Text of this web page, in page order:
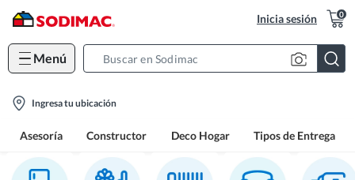
Inicia sesión 0
Menú
location-
Ingresa tu ubicación
Asesoría Constructor Deco Hogar Tipos de Entrega